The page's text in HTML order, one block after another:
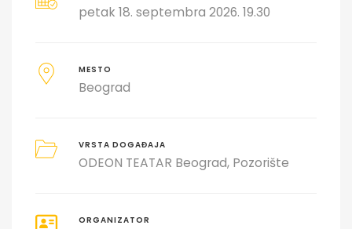
petak 18. septembra 2026. 19.30
MESTO
Beograd
VRSTA DOGAĐAJA
ODEON TEATAR Beograd Pozorište
ORGANIZATOR